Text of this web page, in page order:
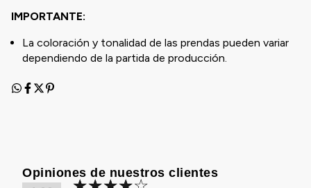
IMPORTANTE:
La coloración y tonalidad de las prendas pueden variar
dependiendo de la partida de producción.
Opiniones de nuestros clientes